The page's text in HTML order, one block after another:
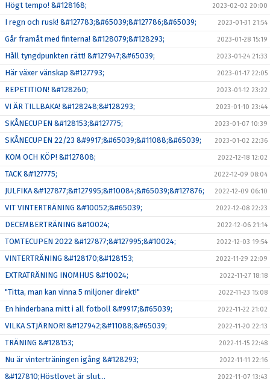
Högt tempo! &#128168; 2023-02-02 20:00
I regn och rusk! &#127783;&#65039;&#127786;&#65039; 2023-01-31 21:54
Går framåt med finterna! &#128079;&#128293; 2023-01-28 15:19
Håll tyngdpunkten rätt! &#127947;&#65039; 2023-01-24 21:33
Här växer vänskap &#127793; 2023-01-17 22:05
REPETITION! &#128260; 2023-01-12 23:22
VI ÄR TILLBAKA! &#128248;&#128293; 2023-01-10 23:44
SKÅNECUPEN &#128153;&#127775; 2023-01-07 10:39
SKÅNECUPEN 22/23 &#9917;&#65039;&#11088;&#65039; 2023-01-02 22:36
KOM OCH KÖP! &#127808; 2022-12-18 12:02
TACK &#127775; 2022-12-09 08:04
JULFIKA &#127877;&#127995;&#10084;&#65039;&#127876; 2022-12-09 06:10
VIT VINTERTRÄNING &#10052;&#65039; 2022-12-08 22:23
DECEMBERTRÄNING &#10024; 2022-12-06 21:14
TOMTECUPEN 2022 &#127877;&#127995;&#10024; 2022-12-03 19:54
VINTERTRÄNING &#128170;&#128153; 2022-11-29 22:09
EXTRATRÄNING INOMHUS &#10024; 2022-11-27 18:18
"Titta, man kan vinna 5 miljoner direkt!" 2022-11-23 15:08
En hinderbana mitt i all fotboll &#9917;&#65039; 2022-11-22 21:02
VILKA STJÄRNOR! &#127942;&#11088;&#65039; 2022-11-20 22:13
TRÄNING &#128153; 2022-11-15 22:48
Nu är vinterträningen igång &#128293; 2022-11-11 22:16
&#127810;Höstlovet är slut... 2022-11-07 13:43